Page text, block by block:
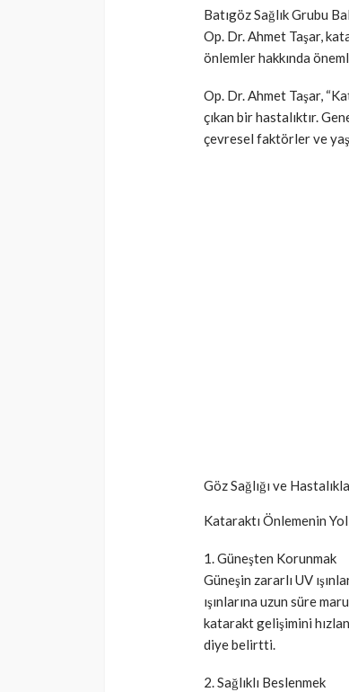
Batıgöz Sağlık Grubu
Op. Dr. Ahmet Taşar,
önlemler hakkında
Op. Dr. Ahmet Taşar,
çıkan bir hastalıktır.
çevresel faktörler ve
Göz Sağlığı ve
Kataraktı Önlemenin
1. Güneşten Korunmak
Güneşin zararlı UV
ışınlarına uzun süre
katarakt gelişimini
diye belirtti.
2. Sağlıklı Beslenmek
yetiyor!